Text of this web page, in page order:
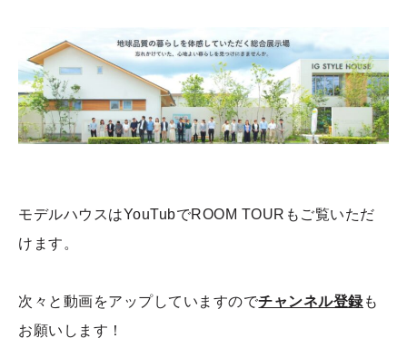
モデルハウスはYouTubでROOM TOURもご覧いただ
けます。
次々と動画をアップしていますのでチャンネル登録も
お願いします！